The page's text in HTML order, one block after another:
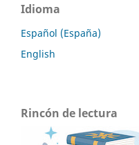
Idioma
Español (España)
English
Rincón de lectura